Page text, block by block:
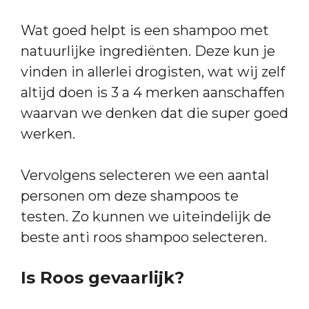
Wat goed helpt is een shampoo met
natuurlijke ingrediënten. Deze kun je
vinden in allerlei drogisten, wat wij zelf
altijd doen is 3 a 4 merken aanschaffen
waarvan we denken dat die super goed
werken.
Vervolgens selecteren we een aantal
personen om deze shampoos te
testen. Zo kunnen we uiteindelijk de
beste anti roos shampoo selecteren.
Is Roos gevaarlijk?